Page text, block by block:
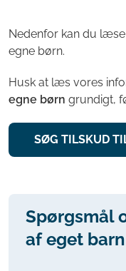
Nedenfor kan du
egne børn.
Husk at læs vores
egne børn grundigt,
SØG TILSKUD
Spørgsmål
af eget barn